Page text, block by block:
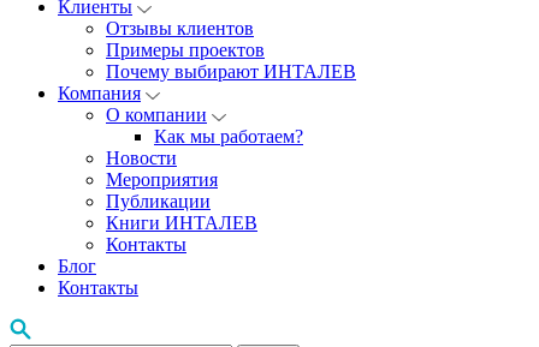
Клиенты
Отзывы клиентов
Примеры проектов
Почему выбирают ИНТАЛЕВ
Компания
О компании
Как мы работаем?
Новости
Мероприятия
Публикации
Книги ИНТАЛЕВ
Контакты
Блог
Контакты